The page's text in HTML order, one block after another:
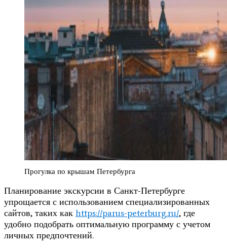
Прогулка по крышам Петербурга
Планирование экскурсии в Санкт-Петербурге
упрощается с использованием специализированных
сайтов, таких как https://parus-peterburg.ru/, где
удобно подобрать оптимальную программу с учетом
личных предпочтений.